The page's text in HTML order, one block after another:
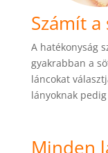
Számít a
A hatékonyság
gyakrabban a
láncokat
lányoknak
Minden